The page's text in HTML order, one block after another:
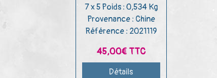
7 x 5 Poids : 0,534 Kg
Provenance : Chine
Référence : 2021119
45,00€ TTC
Détails